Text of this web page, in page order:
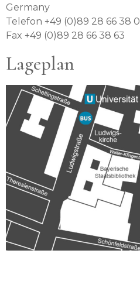
Germany
Telefon +49 (0)89 28 66 38 0
Fax +49 (0)89 28 66 38 63
Lageplan